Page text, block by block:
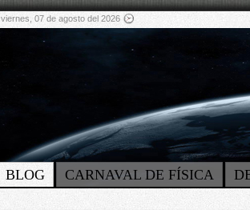
viernes, 07 de agosto del 2026
BLOG CARNAVAL DE FÍSICA